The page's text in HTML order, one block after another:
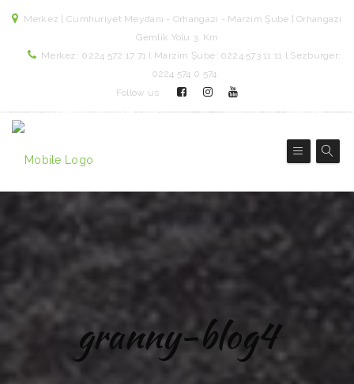
Merkez | Cumhuriyet Meydanı - Orhangazi - Marzim Şube | Orhangazi
Gemlik Yolu 3. Km
Merkez: 0224 572 17 71 l Marzim Şube: 0224 573 11 11 l Sezburger:
0224 574 0 574
Follow us
granny-blog4